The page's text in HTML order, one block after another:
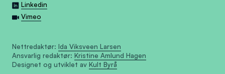
Linkedin
Vimeo
Nettredaktør: Ida Viksveen Larsen
Ansvarlig redaktør: Kristine Amlund Hagen
Designet og utviklet av Kult Byrå